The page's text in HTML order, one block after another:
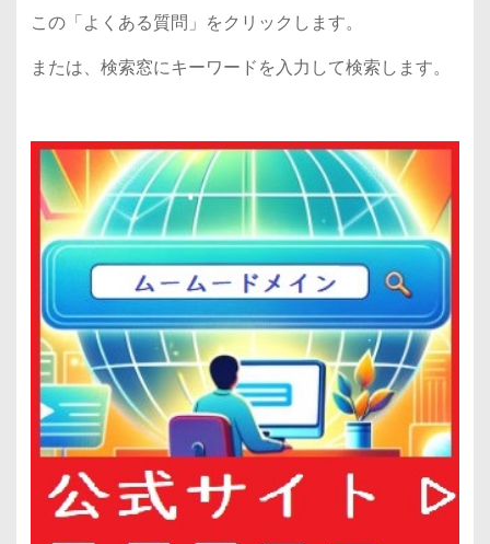
この「よくある質問」をクリックします。
または、検索窓にキーワードを入力して検索します。